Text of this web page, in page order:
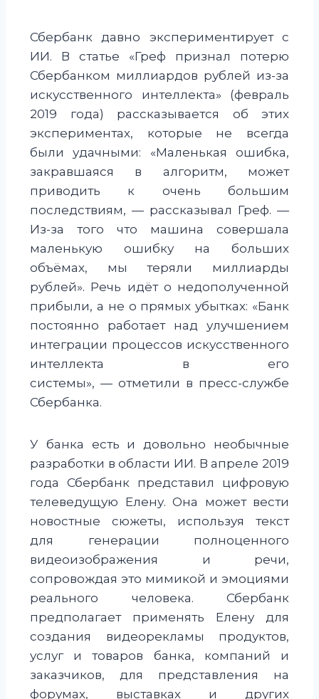
Сбербанк давно экспериментирует с
ИИ. В статье «Греф признал потерю
Сбербанком миллиардов рублей из-за
искусственного интеллекта» (февраль
2019 года) рассказывается об этих
экспериментах, которые не всегда
были удачными: «Маленькая ошибка,
закравшаяся в алгоритм, может
приводить к очень большим
последствиям, — рассказывал Греф. —
Из-за того что машина совершала
маленькую ошибку на больших
объёмах, мы теряли миллиарды
рублей». Речь идёт о недополученной
прибыли, а не о прямых убытках: «Банк
постоянно работает над улучшением
интеграции процессов искусственного
интеллекта в его
системы», — отметили в пресс-службе
Сбербанка.
У банка есть и довольно необычные
разработки в области ИИ. В апреле 2019
года Сбербанк представил цифровую
телеведущую Елену. Она может вести
новостные сюжеты, используя текст
для генерации полноценного
видеоизображения и речи,
сопровождая это мимикой и эмоциями
реального человека. Сбербанк
предполагает применять Елену для
создания видеорекламы продуктов,
услуг и товаров банка, компаний и
заказчиков, для представления на
форумах, выставках и других